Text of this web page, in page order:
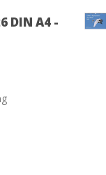
DIN A4 -